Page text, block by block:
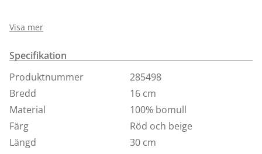
online och i vår butik i Kungens Kurva.
Visa mer
Specifikation
Produktnummer
285498
Bredd
16 cm
Material
100% bomull
Färg
Röd och beige
Längd
30 cm